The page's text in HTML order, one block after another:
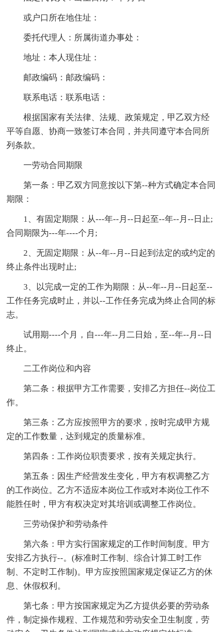
或户口所在地住址：
委托代理人：所属街道办事处：
地址：本人现住址：
邮政编码：邮政编码：
联系电话：联系电话：
根据国家有关法律、法规、政策规定，甲乙双方经
平等自愿、协商一致签订本合同，并共同遵守本合同所
列条款。
一劳动合同期限
第一条：甲乙双方同意按以下第--种方式确定本合同
期限：
1、有固定期限：从---年--月--日起至--年--月--日止;
合同期限为---年----个月;
2、无固定期限：从--年--月--日起到法定的或约定的
终止条件出现时止;
3、以完成一定的工作为期限：从--年--月--日起至--
工作任务完成时止，并以--工作任务完成为终止合同的标
志。
试用期----个月，自---年--月二日始，至--年--月--日
终止。
二工作岗位和内容
第二条：根据甲方工作需要，安排乙方担任--岗位工
作。
第三条：乙方应按照甲方的要求，按时完成甲方规
定的工作数量，达到规定的质量标准。
第四条：工作岗位职责要求，按有关规定执行。
第五条：因生产经营发生变化，甲方有权调整乙方
的工作岗位。乙方不适应本岗位工作或对本岗位工作不
能胜任时，甲方有权决定对其培训或调整工作岗位。
三劳动保护和劳动条件
第六条：甲方实行国家规定的工作时间制度。甲方
安排乙方执行--。(标准时工作制、综合计算工时工作
制、不定时工作制)。甲方应按照国家规定保证乙方的休
息、休假权利。
第七条：甲方按国家规定为乙方提供必要的劳动条
件，制定操作规程、工作规范和劳动安全卫生制度，劳